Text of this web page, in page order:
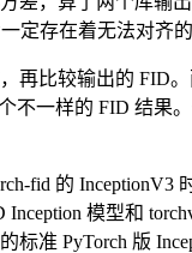
定存在着无法对齐的
比较输出的 FID
一样的 FID 结
fid 的 InceptionV3
Inception 模型和
准 PyTorch 版